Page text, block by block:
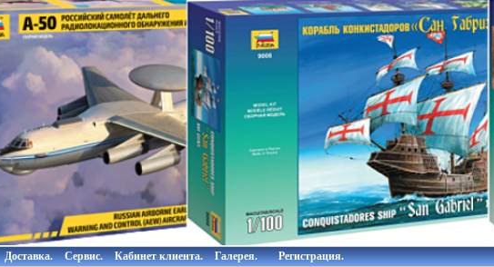
Доставка. Сервис. Кабинет клиента. Галерея. Регистрация.